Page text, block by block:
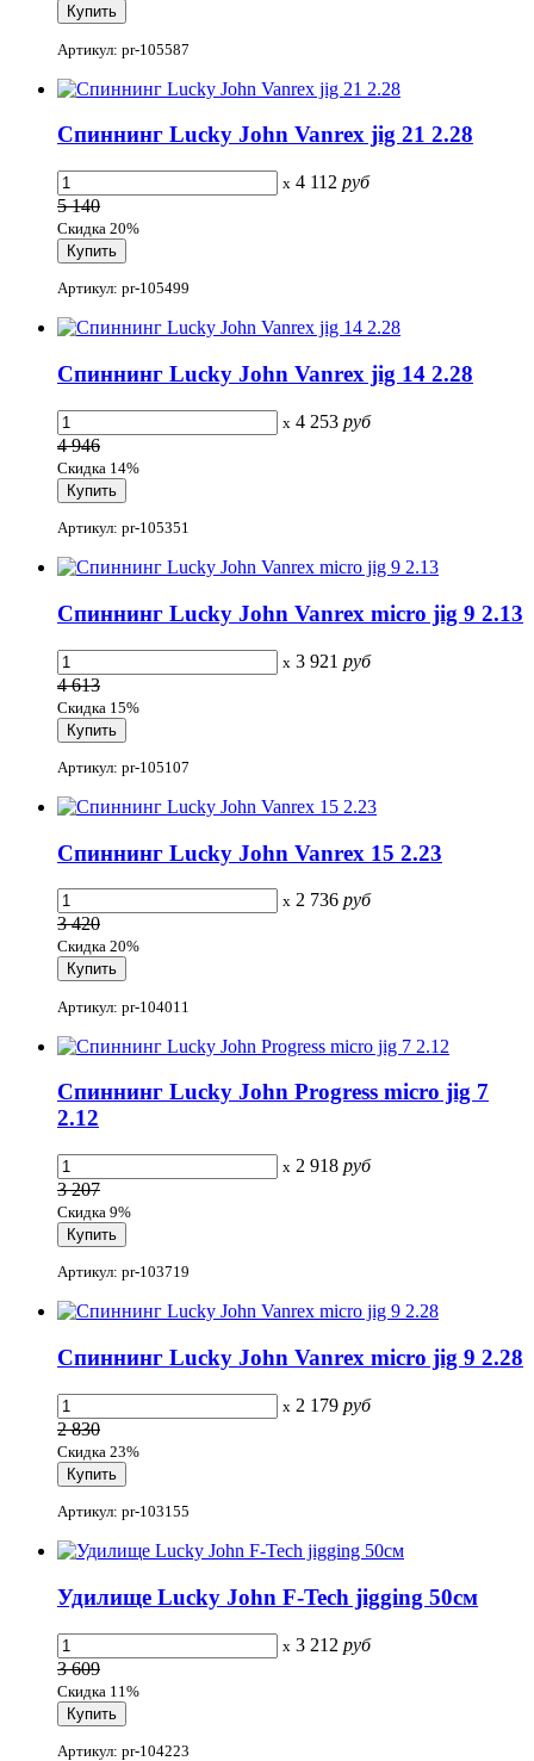
Артикул: pr-105587
Спиннинг Lucky John Vanrex jig 21 2.28
x 4 112 руб
5 140
Скидка 20%
Артикул: pr-105499
Спиннинг Lucky John Vanrex jig 14 2.28
x 4 253 руб
4 946
Скидка 14%
Артикул: pr-105351
Спиннинг Lucky John Vanrex micro jig 9 2.13
x 3 921 руб
4 613
Скидка 15%
Артикул: pr-105107
Спиннинг Lucky John Vanrex 15 2.23
x 2 736 руб
3 420
Скидка 20%
Артикул: pr-104011
Спиннинг Lucky John Progress micro jig 7
2.12
x 2 918 руб
3 207
Скидка 9%
Артикул: pr-103719
Спиннинг Lucky John Vanrex micro jig 9 2.28
x 2 179 руб
2 830
Скидка 23%
Артикул: pr-103155
Удилище Lucky John F-Tech jigging 50см
x 3 212 руб
3 609
Скидка 11%
Артикул: pr-104223